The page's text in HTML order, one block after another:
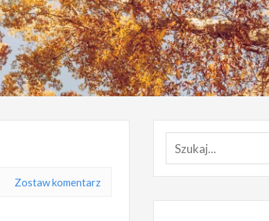
Zostaw komentarz